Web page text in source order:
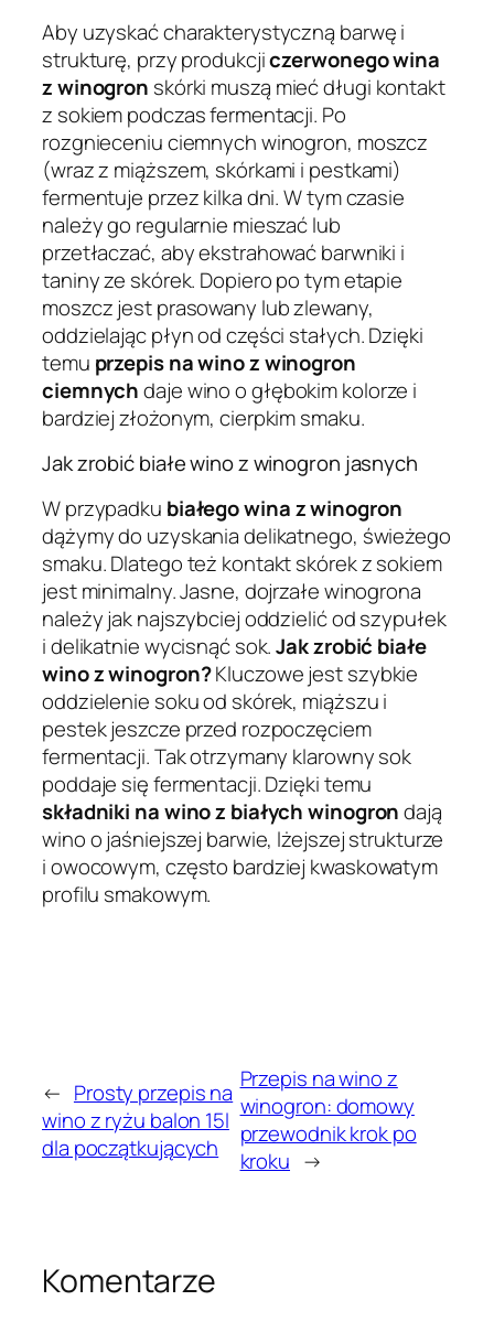
Aby uzyskać charakterystyczną barwę i
strukturę, przy produkcjiczerwonego wina
z winogron skórki muszą mieć długi kontakt
z sokiem podczas fermentacji. Po
rozgnieceniu ciemnych winogron, moszcz
(wraz z miąższem, skórkami i pestkami)
fermentuje przez kilka dni. W tym czasie
należy go regularnie mieszać lub
przetłaczać, aby ekstrahować barwniki i
taniny ze skórek. Dopiero po tym etapie
moszcz jest prasowany lub zlewany,
oddzielając płyn od części stałych. Dzięki
temu przepis na wino z winogron
ciemnychdaje wino o głębokim kolorze i
bardziej złożonym, cierpkim smaku.
Jak zrobić białe wino z winogron jasnych
W przypadku białego wina z winogron
dążymy do uzyskania delikatnego, świeżego
smaku. Dlatego też kontakt skórek z sokiem
jest minimalny. Jasne, dojrzałe winogrona
należy jak najszybciej oddzielić od szypułek
i delikatnie wycisnąć sok.Jak zrobić białe
wino z winogron?Kluczowe jest szybkie
oddzielenie soku od skórek, miąższu i
pestek jeszcze przed rozpoczęciem
fermentacji. Tak otrzymany klarowny sok
poddaje się fermentacji. Dzięki temu
składniki na wino z białych winogrondają
wino o jaśniejszej barwie, lżejszej strukturze
i owocowym, często bardziej kwaskowatym
profilu smakowym.
← Prosty przepis na
wino z ryżu balon 15l
dla początkujących
Przepis na wino z
winogron: domowy
przewodnik krok po
kroku →
Komentarze